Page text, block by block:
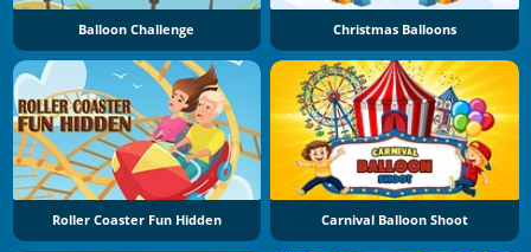
Balloon Challenge Christmas Balloons
Roller Coaster Fun Hidden Carnival Balloon Shoot